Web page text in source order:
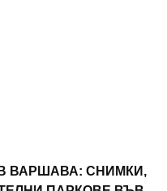
ВАРШАВА: СНИМКИ,